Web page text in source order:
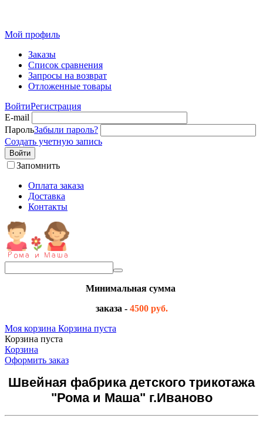
Мой профиль
Заказы
Список сравнения
Запросы на возврат
Отложенные товары
ВойтиРегистрация
E-mail
ПарольЗабыли пароль?
Создать учетную запись
Войти
Запомнить
Оплата заказа
Доставка
Контакты
Минимальная сумма
заказа - 4500 руб.
Моя корзина Корзина пуста
Корзина пуста
Корзина
Оформить заказ
Швейная фабрика детского трикотажа
"Рома и Маша" г.Иваново